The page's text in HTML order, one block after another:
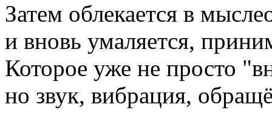
Затем облекается в
и вновь умаляется,
Которое уже не просто
но звук, вибрация,